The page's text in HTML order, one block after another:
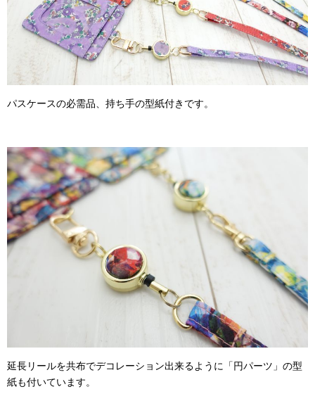
パスケースの必需品、持ち手の型紙付きです。
延長リールを共布でデコレーション出来るように「円パーツ」の型
紙も付いています。